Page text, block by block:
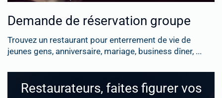
Demande de réservation groupe
Trouvez un restaurant pour enterrement de vie de
jeunes gens, anniversaire, mariage, business dîner, ...
Restaurateurs, faites figurer vos